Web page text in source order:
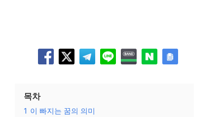
목차
1 이 빠지는 꿈의 의미